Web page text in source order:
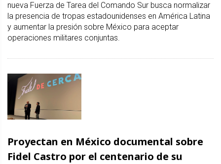
nueva Fuerza de Tarea del Comando Sur busca normalizar
la presencia de tropas estadounidenses en América Latina
y aumentar la presión sobre México para aceptar
operaciones militares conjuntas.
Proyectan en México documental sobre
Fidel Castro por el centenario de su